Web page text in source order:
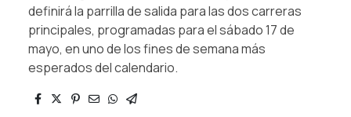
definirá la parrilla de salida para las dos carreras
principales, programadas para el sábado 17 de
mayo, en uno de los fines de semana más
esperados del calendario.